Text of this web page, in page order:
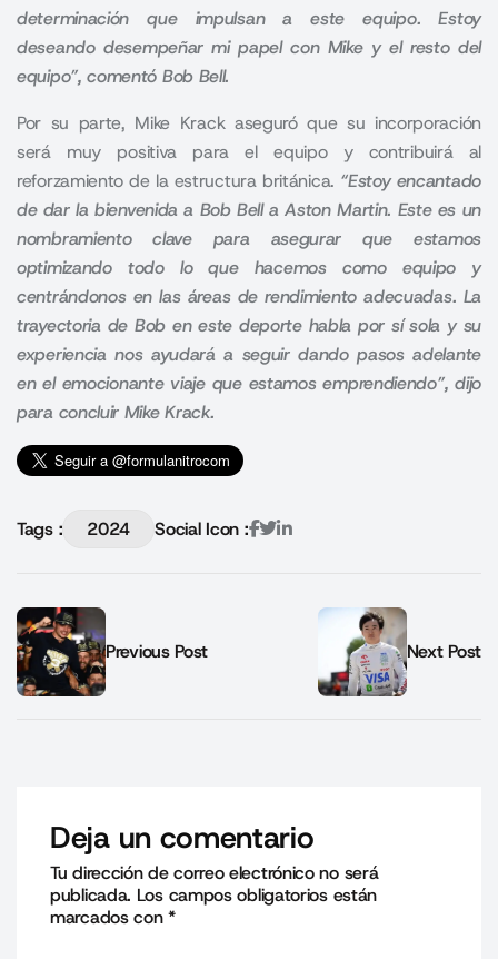
determinación que impulsan a este equipo. Estoy
deseando desempeñar mi papel con Mike y el resto del
equipo”, comentó Bob Bell.
Por su parte, Mike Krack aseguró que su incorporación
será muy positiva para el equipo y contribuirá al
reforzamiento de la estructura británica. “Estoy encantado
de dar la bienvenida a Bob Bell a Aston Martin. Este es un
nombramiento clave para asegurar que estamos
optimizando todo lo que hacemos como equipo y
centrándonos en las áreas de rendimiento adecuadas. La
trayectoria de Bob en este deporte habla por sí sola y su
experiencia nos ayudará a seguir dando pasos adelante
en el emocionante viaje que estamos emprendiendo”, dijo
para concluir Mike Krack.
Tags : 2024 Social Icon :
Previous Post Next Post
Deja un comentario
Tu dirección de correo electrónico no será
publicada. Los campos obligatorios están
marcados con*